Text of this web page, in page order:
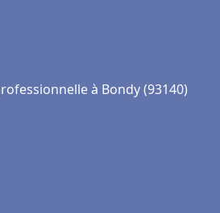
à Bondy (93140)